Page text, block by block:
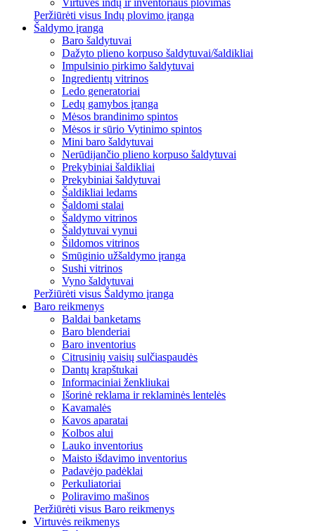
Virtuvės indų ir inventoriaus plovimas
Peržiūrėti visus Indų plovimo įranga
Šaldymo įranga
Baro šaldytuvai
Dažyto plieno korpuso šaldytuvai/šaldikliai
Impulsinio pirkimo šaldytuvai
Ingredientų vitrinos
Ledo generatoriai
Ledų gamybos įranga
Mėsos brandinimo spintos
Mėsos ir sūrio Vytinimo spintos
Mini baro šaldytuvai
Nerūdijančio plieno korpuso šaldytuvai
Prekybiniai šaldikliai
Prekybiniai šaldytuvai
Šaldikliai ledams
Šaldomi stalai
Šaldymo vitrinos
Šaldytuvai vynui
Šildomos vitrinos
Smūginio užšaldymo įranga
Sushi vitrinos
Vyno šaldytuvai
Peržiūrėti visus Šaldymo įranga
Baro reikmenys
Baldai banketams
Baro blenderiai
Baro inventorius
Citrusinių vaisių sulčiaspaudės
Dantų krapštukai
Informaciniai ženkliukai
Išorinė reklama ir reklaminės lentelės
Kavamalės
Kavos aparatai
Kolbos alui
Lauko inventorius
Maisto išdavimo inventorius
Padavėjo padėklai
Perkuliatoriai
Poliravimo mašinos
Peržiūrėti visus Baro reikmenys
Virtuvės reikmenys